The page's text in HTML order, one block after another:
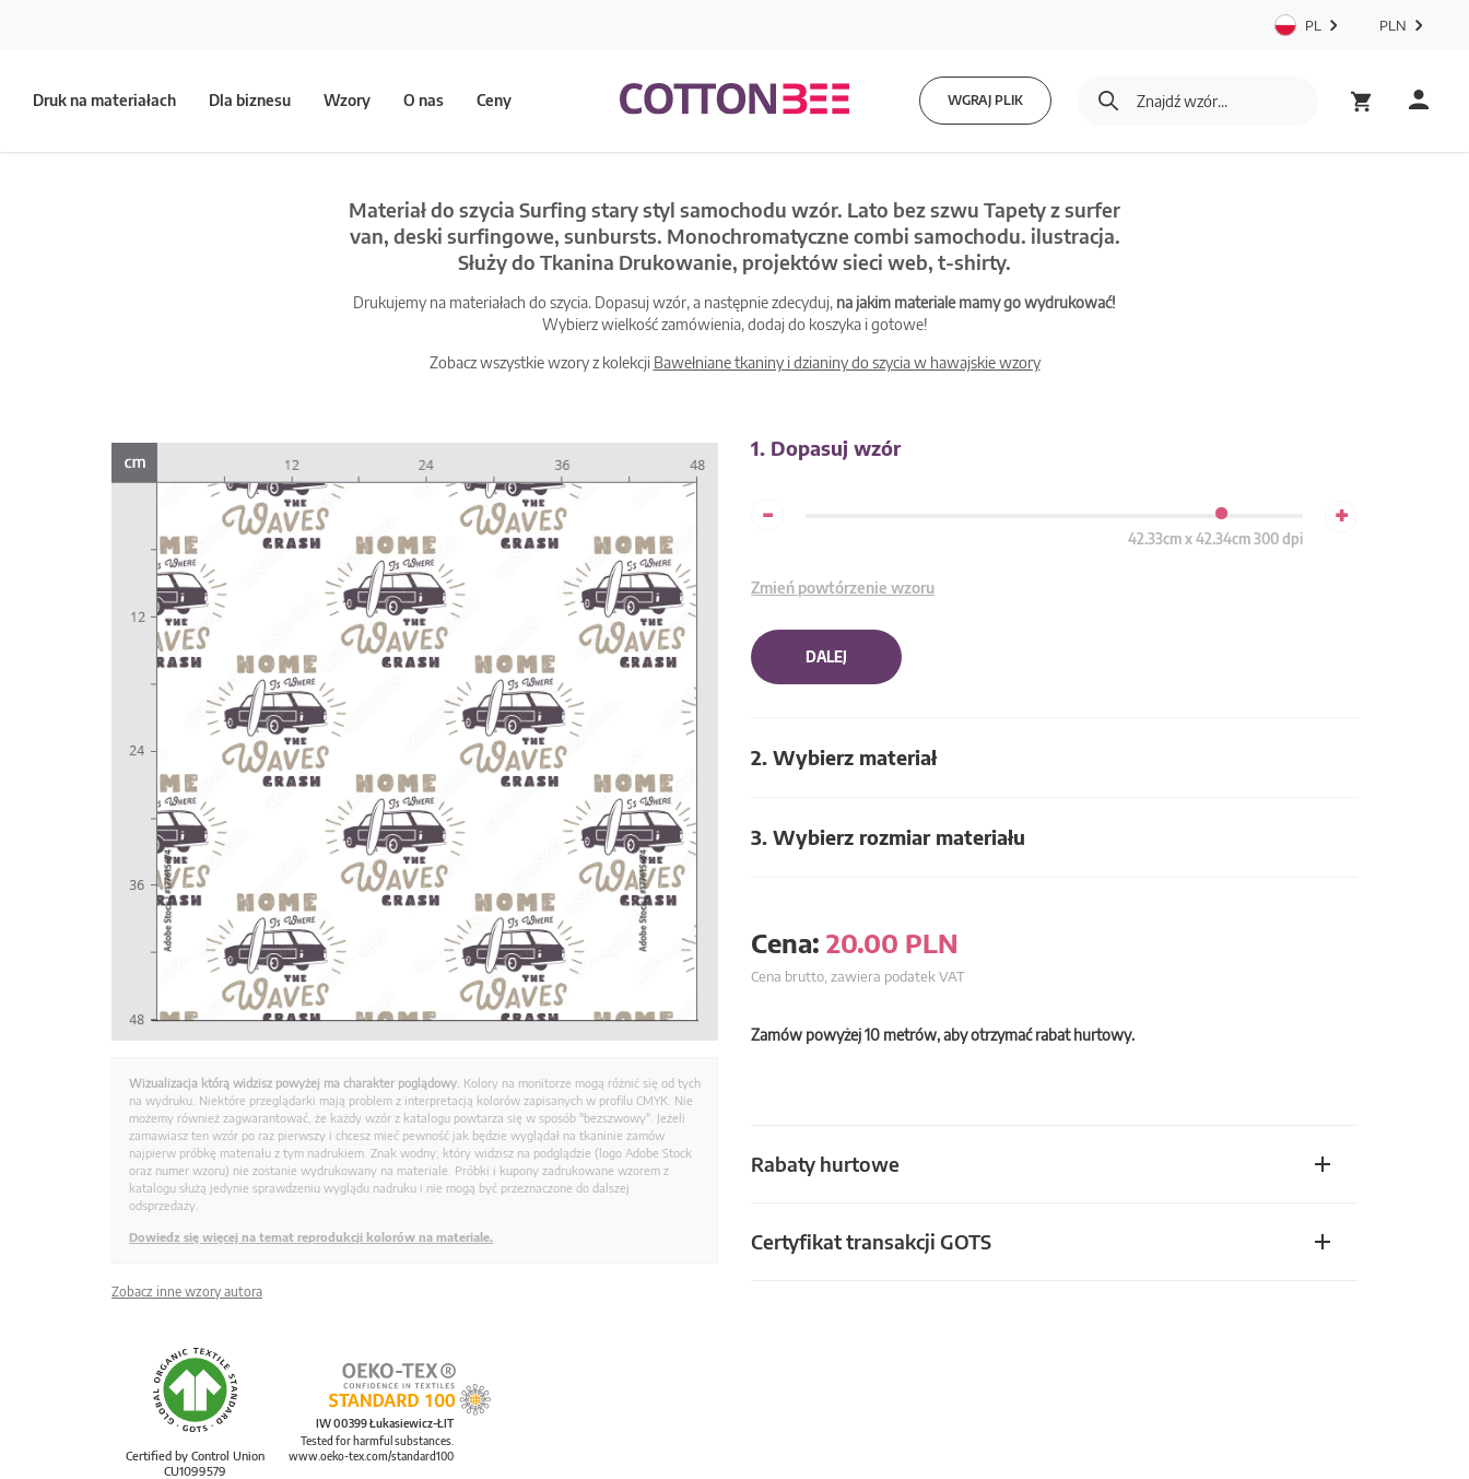
PL PLN
Druk na materiałach Dla biznesu Wzory O nas Ceny WGRAJ PLIK
Materiał do szycia Surfing stary styl samochodu wzór. Lato bez szwu Tapety z surfer
van, deski surfingowe, sunbursts. Monochromatyczne combi samochodu. ilustracja.
Służy do Tkanina Drukowanie, projektów sieci web, t-shirty.
Drukujemy na materiałach do szycia. Dopasuj wzór, a następnie zdecyduj, na jakim materiale mamy go wydrukować!
Wybierz wielkość zamówienia, dodaj do koszyka i gotowe!
Zobacz wszystkie wzory z kolekcji Bawełniane tkaniny i dzianiny do szycia w hawajskie wzory
1. Dopasuj wzór
-
42.33cm x 42.34cm 300 dpi
+
Zmień powtórzenie wzoru
DALEJ
2. Wybierz materiał
3. Wybierz rozmiar materiału
Cena: 20.00 PLN
Cena brutto, zawiera podatek VAT
Zamów powyżej 10 metrów, aby otrzymać rabat hurtowy.
Rabaty hurtowe
Certyfikat transakcji GOTS
Wizualizacja którą widzisz powyżej ma charakter poglądowy. Kolory na monitorze mogą różnić się od tych
na wydruku. Niektóre przeglądarki mają problem z interpretacją kolorów zapisanych w profilu CMYK. Nie
możemy również zagwarantować, że każdy wzór z katalogu powtarza się w sposób "bezszwowy". Jeżeli
zamawiasz ten wzór po raz pierwszy i chcesz mieć pewność jak będzie wyglądał na tkaninie zamów
najpierw próbkę materiału z tym nadrukiem. Znak wodny, który widzisz na podglądzie (logo Adobe Stock
oraz numer wzoru) nie zostanie wydrukowany na materiale. Próbki i kupony zadrukowane wzorem z
katalogu służą jedynie sprawdzeniu wyglądu nadruku i nie mogą być przeznaczone do dalszej
odsprzedaży.
Dowiedz się więcej na temat reprodukcji kolorów na materiale.
Zobacz inne wzory autora
Certified by Control Union
CU1099579
IW 00399 Łukasiewicz-ŁIT
Tested for harmful substances.
www.oeko-tex.com/standard100